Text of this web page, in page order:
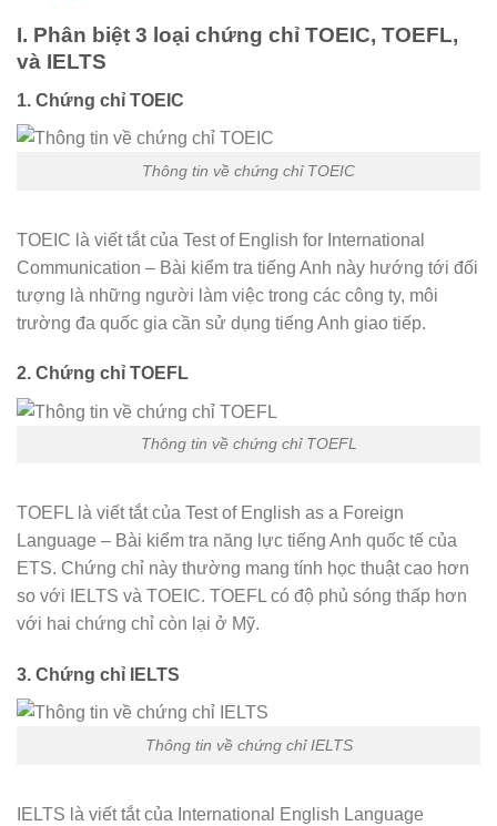
I. Phân biệt 3 loại chứng chỉ TOEIC, TOEFL,
và IELTS
1. Chứng chỉ TOEIC
Thông tin về chứng chỉ TOEIC
TOEIC là viết tắt của Test of English for International
Communication – Bài kiểm tra tiếng Anh này hướng tới đối
tượng là những người làm việc trong các công ty, môi
trường đa quốc gia cần sử dụng tiếng Anh giao tiếp.
2. Chứng chỉ TOEFL
Thông tin về chứng chỉ TOEFL
TOEFL là viết tắt của Test of English as a Foreign
Language – Bài kiểm tra năng lực tiếng Anh quốc tế của
ETS. Chứng chỉ này thường mang tính học thuật cao hơn
so với IELTS và TOEIC. TOEFL có độ phủ sóng thấp hơn
với hai chứng chỉ còn lại ở Mỹ.
3. Chứng chỉ IELTS
Thông tin về chứng chỉ IELTS
IELTS là viết tắt của International English Language